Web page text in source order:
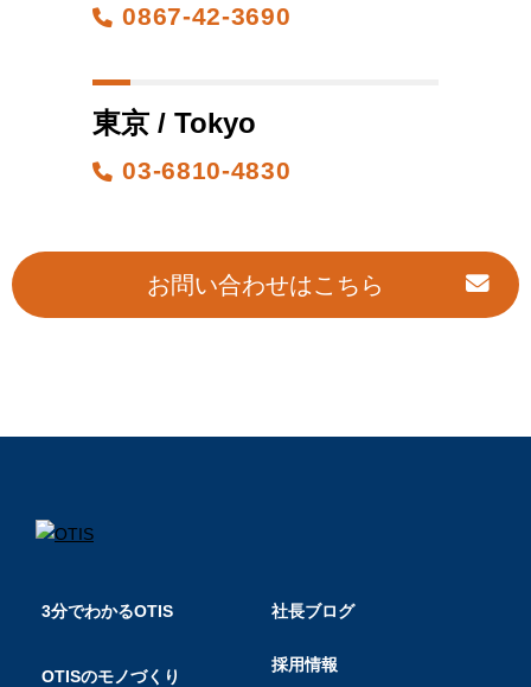
0867-42-3690
東京 / Tokyo
03-6810-4830
お問い合わせはこちら
3分でわかるOTIS
OTISのモノづくり
社長ブログ
採用情報